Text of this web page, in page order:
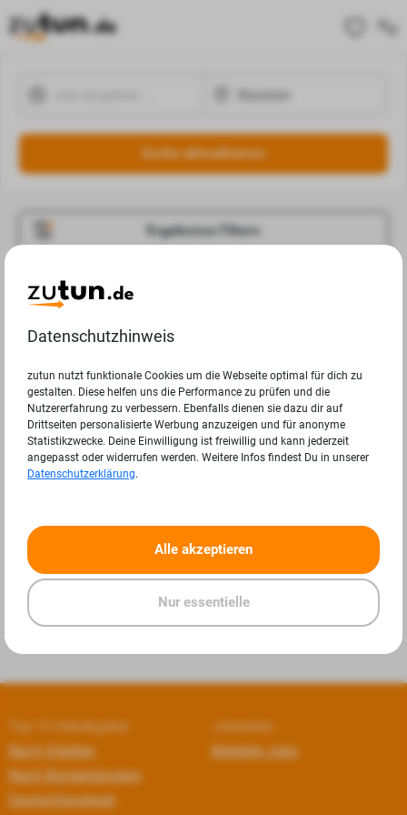
Suche aktualisieren
Ergebnisse Filtern
Jobangebote
Ergebnisse.
« »
Top 10 Arbeitgeber
Nach Städten
Nach Bundesländern
Deutschlandweit
Jobseiten
Beliebte Jobs
Datenschutzhinweis
zutun nutzt funktionale Cookies um die Webseite optimal für dich zu
gestalten. Diese helfen uns die Performance zu prüfen und die
Nutzererfahrung zu verbessern. Ebenfalls dienen sie dazu dir auf
Drittseiten personalisierte Werbung anzuzeigen und für anonyme
Statistikzwecke. Deine Einwilligung ist freiwillig und kann jederzeit
angepasst oder widerrufen werden. Weitere Infos findest Du in unserer
Datenschutzerklärung.
Alle akzeptieren
Nur essentielle